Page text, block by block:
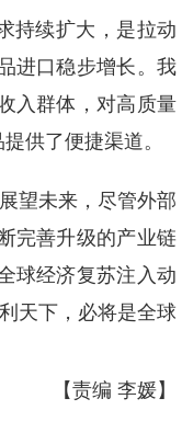
持续扩大，是拉动
进口稳步增长。我
入群体，对高质量
供了便捷渠道。
望未来，尽管外部
完善升级的产业链
球经济复苏注入动
天下，必将是全球
【责编 李媛】